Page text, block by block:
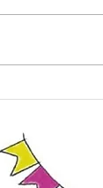
】
ひ
攻